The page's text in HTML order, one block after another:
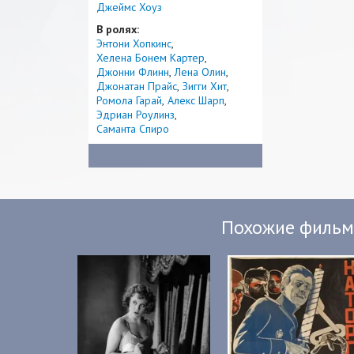
Джеймс Хоуз
В ролях:
Энтони Хопкинс
Хелена Бонем Картер
Джонни Флинн Лена Олин
Джонатан Прайс Зигги Хит
Ромола Гарай Алекс Шарп
Эдриан Роулинз
Саманта Спиро
Похожие